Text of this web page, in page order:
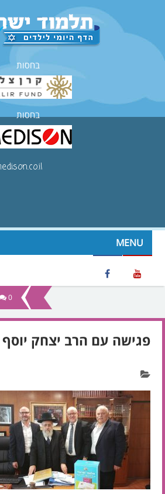
בחסות
בחסות
MENU
0
פגישה עם הרב יצחק יוסף